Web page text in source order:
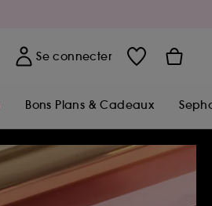
Se connecter
Bons Plans & Cadeaux